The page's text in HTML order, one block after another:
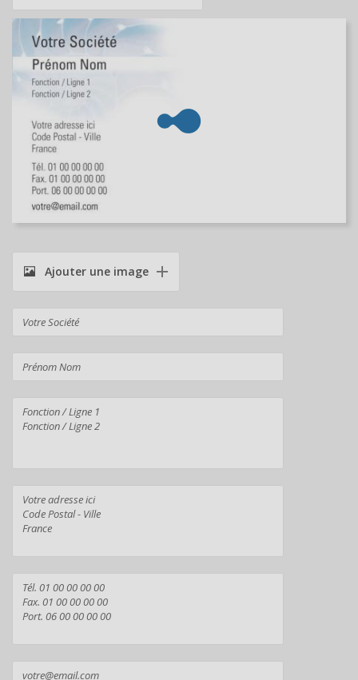
Ajouter une image